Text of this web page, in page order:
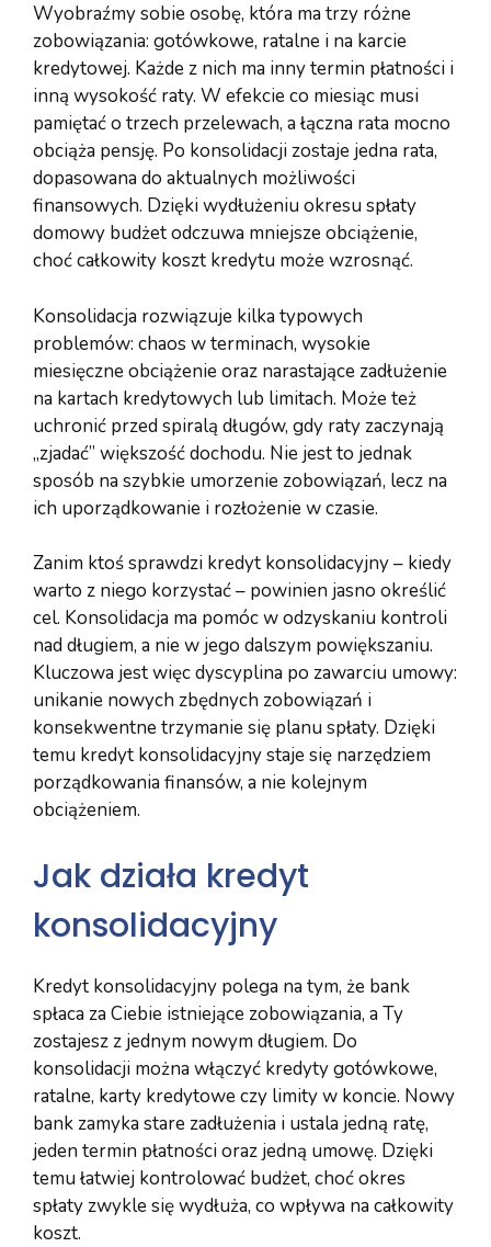
Wyobraźmy sobie osobę, która ma trzy różne
zobowiązania: gotówkowe, ratalne i na karcie
kredytowej. Każde z nich ma inny termin płatności i
inną wysokość raty. W efekcie co miesiąc musi
pamiętać o trzech przelewach, a łączna rata mocno
obciąża pensję. Po konsolidacji zostaje jedna rata,
dopasowana do aktualnych możliwości
finansowych. Dzięki wydłużeniu okresu spłaty
domowy budżet odczuwa mniejsze obciążenie,
choć całkowity koszt kredytu może wzrosnąć.
Konsolidacja rozwiązuje kilka typowych
problemów: chaos w terminach, wysokie
miesięczne obciążenie oraz narastające zadłużenie
na kartach kredytowych lub limitach. Może też
uchronić przed spiralą długów, gdy raty zaczynają
„zjadać” większość dochodu. Nie jest to jednak
sposób na szybkie umorzenie zobowiązań, lecz na
ich uporządkowanie i rozłożenie w czasie.
Zanim ktoś sprawdzi kredyt konsolidacyjny – kiedy
warto z niego korzystać – powinien jasno określić
cel. Konsolidacja ma pomóc w odzyskaniu kontroli
nad długiem, a nie w jego dalszym powiększaniu.
Kluczowa jest więc dyscyplina po zawarciu umowy:
unikanie nowych zbędnych zobowiązań i
konsekwentne trzymanie się planu spłaty. Dzięki
temu kredyt konsolidacyjny staje się narzędziem
porządkowania finansów, a nie kolejnym
obciążeniem.
Jak działa kredyt
konsolidacyjny
Kredyt konsolidacyjny polega na tym, że bank
spłaca za Ciebie istniejące zobowiązania, a Ty
zostajesz z jednym nowym długiem. Do
konsolidacji można włączyć kredyty gotówkowe,
ratalne, karty kredytowe czy limity w koncie. Nowy
bank zamyka stare zadłużenia i ustala jedną ratę,
jeden termin płatności oraz jedną umowę. Dzięki
temu łatwiej kontrolować budżet, choć okres
spłaty zwykle się wydłuża, co wpływa na całkowity
koszt.